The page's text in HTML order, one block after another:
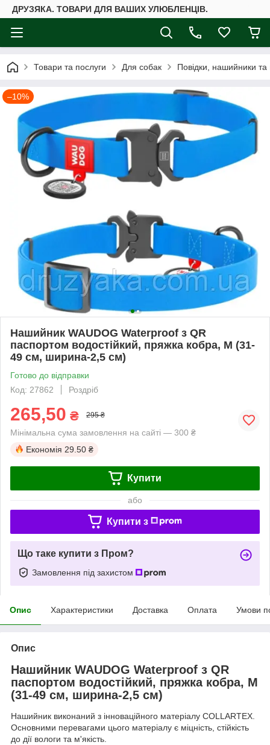
ДРУЗЯКА. ТОВАРИ ДЛЯ ВАШИХ УЛЮБЛЕНЦІВ.
Товари та послуги Для собак Повідки, нашийники
–10%
Нашийник WAUDOG Waterproof з QR
паспортом водостійкий, пряжка кобра, M (31-
49 см, ширина-2,5 см)
Готово до відправки
Код: 27862
Роздріб
265,50 ₴ 295 ₴
Мінімальна сума замовлення на сайті — 300 ₴
Економія 29.50 ₴
Купити
або
Купити з
Що таке купити з Пром?
Замовлення під захистом
Опис Характеристики Доставка Оплата Умови
Опис
Нашийник WAUDOG Waterproof з QR
паспортом водостійкий, пряжка кобра, M
(31-49 см, ширина-2,5 см)
Нашийник виконаний з інноваційного матеріалу COLLARTEX.
Основними перевагами цього матеріалу є міцність, стійкість
до дії вологи та м'якість.